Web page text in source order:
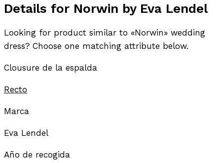
Details for Norwin by Eva Lendel
Looking for product similar to «Norwin» wedding
dress? Choose one matching attribute below.
Clousure de la espalda
Recto
Marca
Eva Lendel
Año de recogida